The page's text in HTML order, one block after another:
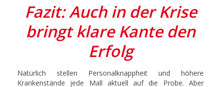
Fazit: Auch in der Krise
bringt klare Kante den
Erfolg
Natürlich stellen Personalknappheit und höhere
Krankenstände jede Mall aktuell auf die Probe. Aber